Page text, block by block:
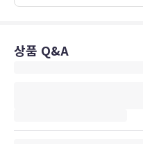
상품 Q&A